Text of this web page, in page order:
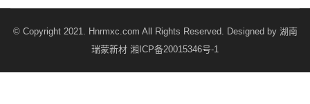
© Copyright 2021. Hnrmxc.com All Rights Reserved. Designed by 湖南
瑞蒙新材 湘ICP备20015346号-1